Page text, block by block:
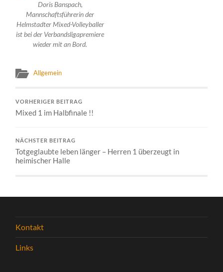
Doris Banspach,
Mannschaftsführerin der
Helmstadter Mixed-Volleyballer
ist bei der Verbandsligapremiere
wieder mit an Bord.
Allgemein
VORHERIGER BEITRAG
Mixed 1 im Halbfinale !!
NÄCHSTER BEITRAG
Totgeglaubte leben länger – Herren 1 überzeugt in
heimischer Halle
Kontakt
Links